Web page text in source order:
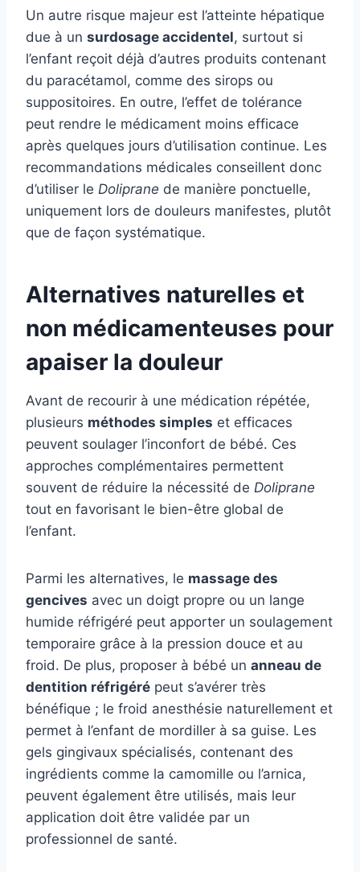
Un autre risque majeur est l’atteinte hépatique
due à un surdosage accidentel, surtout si
l’enfant reçoit déjà d’autres produits contenant
du paracétamol, comme des sirops ou
suppositoires. En outre, l’effet de tolérance
peut rendre le médicament moins efficace
après quelques jours d’utilisation continue. Les
recommandations médicales conseillent donc
d’utiliser le Doliprane de manière ponctuelle,
uniquement lors de douleurs manifestes, plutôt
que de façon systématique.
Alternatives naturelles et
non médicamenteuses pour
apaiser la douleur
Avant de recourir à une médication répétée,
plusieurs méthodes simples et efficaces
peuvent soulager l’inconfort de bébé. Ces
approches complémentaires permettent
souvent de réduire la nécessité de Doliprane
tout en favorisant le bien-être global de
l’enfant.
Parmi les alternatives, le massage des
gencives avec un doigt propre ou un lange
humide réfrigéré peut apporter un soulagement
temporaire grâce à la pression douce et au
froid. De plus, proposer à bébé un anneau de
dentition réfrigéré peut s’avérer très
bénéfique ; le froid anesthésie naturellement et
permet à l’enfant de mordiller à sa guise. Les
gels gingivaux spécialisés, contenant des
ingrédients comme la camomille ou l’arnica,
peuvent également être utilisés, mais leur
application doit être validée par un
professionnel de santé.